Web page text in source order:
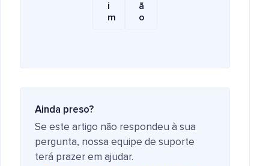
i
m
ã
o
Ainda preso?
Se este artigo não respondeu à sua
pergunta, nossa equipe de suporte
terá prazer em ajudar.